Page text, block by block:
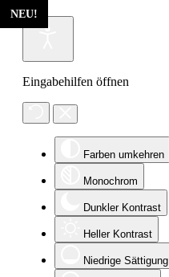
Eingabehilfen öffnen
Farben umkehren
Monochrom
Dunkler Kontrast
Heller Kontrast
Niedrige Sättigung
NEU!
NEU!